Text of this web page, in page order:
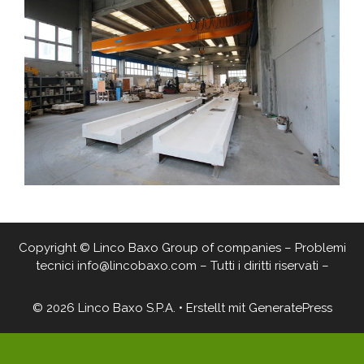
Copyright © Linco Baxo Group of companies – Problemi
tecnici info@lincobaxo.com – Tutti i diritti riservati –
© 2026 Linco Baxo S.P.A. • Erstellt mit GeneratePress